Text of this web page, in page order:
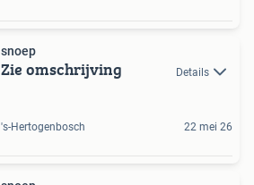
snoep
Zie omschrijving Details
's-Hertogenbosch 22 mei 26